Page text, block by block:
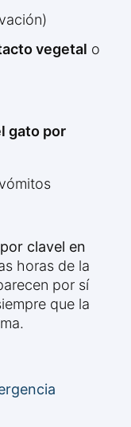
vegetal o
gato por
clavel en
horas de la
por sí
que la